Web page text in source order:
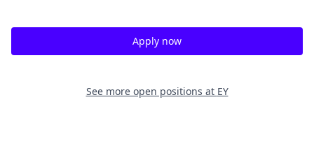
Apply now
See more open positions at EY